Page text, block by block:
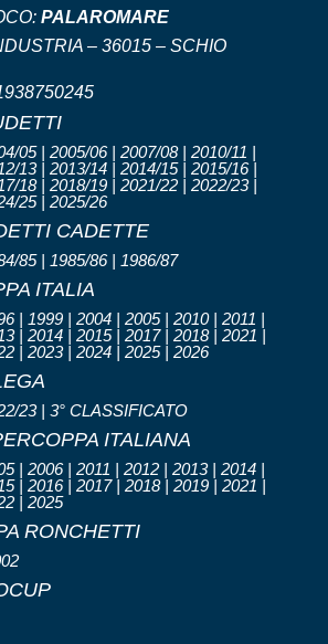
PALAROMARE
– 36015 – SCHIO
05 | 2005/06 | 2007/08 | 2010/11 |
13 | 2013/14 | 2014/15 | 2015/16 |
18 | 2018/19 | 2021/22 | 2022/23 |
25 | 2025/26
CADETTE
85 | 1985/86 | 1986/87
ITALIA
| 1999 | 2004 | 2005 | 2010 | 2011 |
| 2014 | 2015 | 2017 | 2018 | 2021 |
| 2023 | 2024 | 2025 | 2026
23 | 3° CLASSIFICATO
ITALIANA
| 2006 | 2011 | 2012 | 2013 | 2014 |
| 2016 | 2017 | 2018 | 2019 | 2021 |
| 2025
RONCHETTI